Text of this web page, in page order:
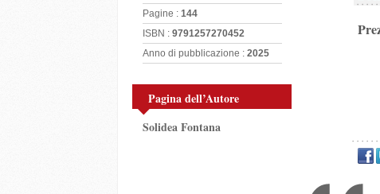
Pagine : 144
ISBN : 9791257270452
Anno di pubblicazione : 2025
Pagina dell’Autore
Solidea Fontana